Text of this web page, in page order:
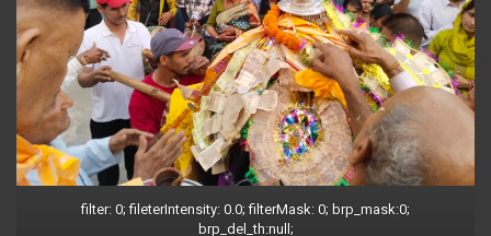
filter: 0; fileterIntensity: 0.0; filterMask: 0; brp_mask:0;
brp_del_th:null;